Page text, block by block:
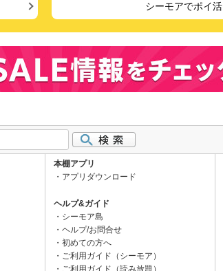
シーモアでポイ活
本棚アプリ
アプリダウンロード
ヘルプ&ガイド
シーモア島
ヘルプ/お問合せ
初めての方へ
ご利用ガイド（シーモア）
ご利用ガイド（読み放題）